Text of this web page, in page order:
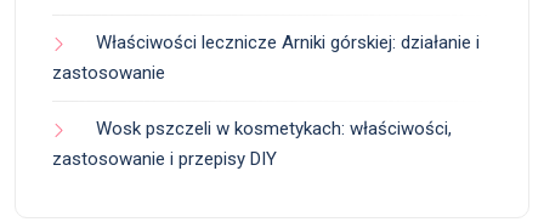
Właściwości lecznicze Arniki górskiej: działanie i
zastosowanie
Wosk pszczeli w kosmetykach: właściwości,
zastosowanie i przepisy DIY